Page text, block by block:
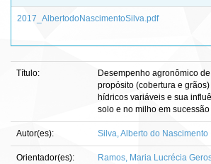
2017_AlbertodoNascimentoSilva.pdf
Título:
Desempenho agronômico
propósito (cobertura e
hídricos variáveis e sua
solo e no milho em sucessão
Autor(es): Silva, Alberto do Nascimento
Orientador(es): Ramos, Maria Lucrécia